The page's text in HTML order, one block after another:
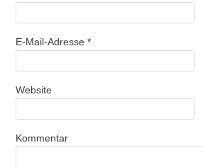
E-Mail-Adresse*
Website
Kommentar